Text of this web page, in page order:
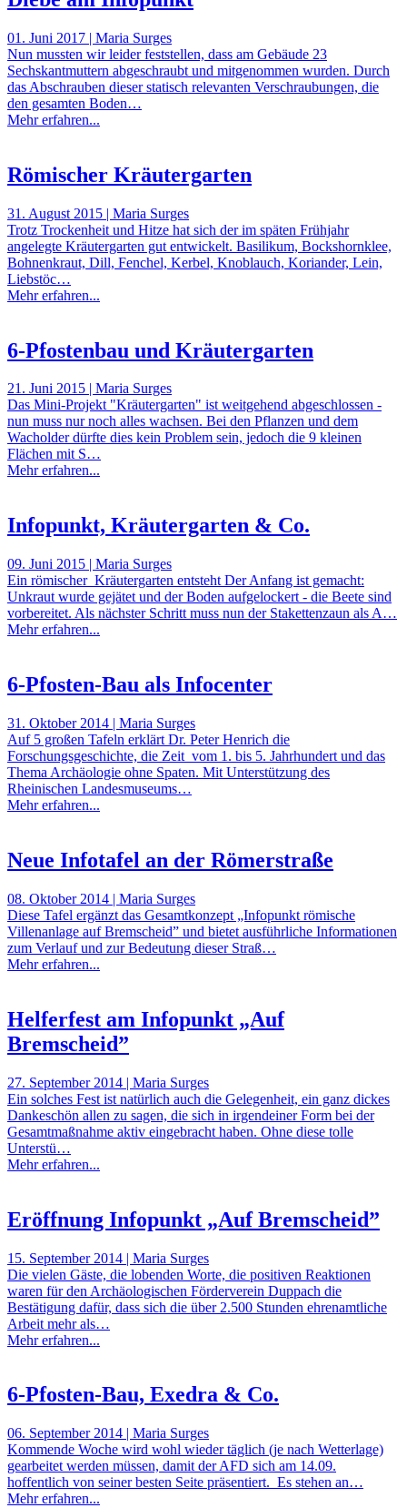
01. Juni 2017 | Maria Surges
Nun mussten wir leider feststellen, dass am Gebäude 23
Sechskantmuttern abgeschraubt und mitgenommen wurden. Durch
das Abschrauben dieser statisch relevanten Verschraubungen, die
den gesamten Boden…
Mehr erfahren...
Römischer Kräutergarten
31. August 2015 | Maria Surges
Trotz Trockenheit und Hitze hat sich der im späten Frühjahr
angelegte Kräutergarten gut entwickelt. Basilikum, Bockshornklee,
Bohnenkraut, Dill, Fenchel, Kerbel, Knoblauch, Koriander, Lein,
Liebstöc…
Mehr erfahren...
6-Pfostenbau und Kräutergarten
21. Juni 2015 | Maria Surges
Das Mini-Projekt "Kräutergarten" ist weitgehend abgeschlossen -
nun muss nur noch alles wachsen. Bei den Pflanzen und dem
Wacholder dürfte dies kein Problem sein, jedoch die 9 kleinen
Flächen mit S…
Mehr erfahren...
Infopunkt, Kräutergarten & Co.
09. Juni 2015 | Maria Surges
Ein römischer Kräutergarten entsteht Der Anfang ist gemacht:
Unkraut wurde gejätet und der Boden aufgelockert - die Beete sind
vorbereitet. Als nächster Schritt muss nun der Stakettenzaun als A…
Mehr erfahren...
6-Pfosten-Bau als Infocenter
31. Oktober 2014 | Maria Surges
Auf 5 großen Tafeln erklärt Dr. Peter Henrich die
Forschungsgeschichte, die Zeit vom 1. bis 5. Jahrhundert und das
Thema Archäologie ohne Spaten. Mit Unterstützung des
Rheinischen Landesmuseums…
Mehr erfahren...
Neue Infotafel an der Römerstraße
08. Oktober 2014 | Maria Surges
Diese Tafel ergänzt das Gesamtkonzept „Infopunkt römische
Villenanlage auf Bremscheid” und bietet ausführliche Informationen
zum Verlauf und zur Bedeutung dieser Straß…
Mehr erfahren...
Helferfest am Infopunkt „Auf
Bremscheid”
27. September 2014 | Maria Surges
Ein solches Fest ist natürlich auch die Gelegenheit, ein ganz dickes
Dankeschön allen zu sagen, die sich in irgendeiner Form bei der
Gesamtmaßnahme aktiv eingebracht haben. Ohne diese tolle
Unterstü…
Mehr erfahren...
Eröffnung Infopunkt „Auf Bremscheid”
15. September 2014 | Maria Surges
Die vielen Gäste, die lobenden Worte, die positiven Reaktionen
waren für den Archäologischen Förderverein Duppach die
Bestätigung dafür, dass sich die über 2.500 Stunden ehrenamtliche
Arbeit mehr als…
Mehr erfahren...
6-Pfosten-Bau, Exedra & Co.
06. September 2014 | Maria Surges
Kommende Woche wird wohl wieder täglich (je nach Wetterlage)
gearbeitet werden müssen, damit der AFD sich am 14.09.
hoffentlich von seiner besten Seite präsentiert. Es stehen an…
Mehr erfahren...